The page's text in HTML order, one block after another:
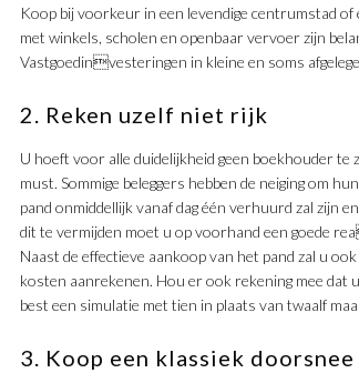
Koop bij voorkeur in een levendige centrumstad
met winkels, scholen en openbaar vervoer zijn
Vastgoedinvesteringen in kleine en soms
2. Reken uzelf niet rijk
U hoeft voor alle duidelijkheid geen boekhouder
must. Sommige beleggers hebben de neiging om
pand onmiddellijk vanaf dag één verhuurd zal zijn
dit te vermijden moet u op voorhand een goede
Naast de effectieve aankoop van het pand zal u
kosten aanrekenen. Hou er ook rekening mee
best een simulatie met tien in plaats van twaalf
3. Koop een klassiek